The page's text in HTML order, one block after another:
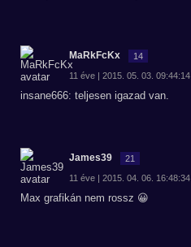
MaRkFcKx 14
11 éve | 2015. 05. 03. 09:44:14
insane666: teljesen igazad van.
James39 21
11 éve | 2015. 04. 06. 16:48:34
Max grafikán nem rossz 😀